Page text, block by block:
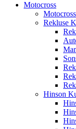
Motocross
Rekluse
Hinson